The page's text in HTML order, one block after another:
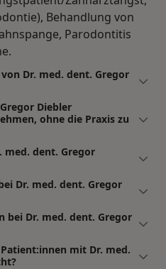
Behandlung von
Parodontitis
Dr. med. dent. Gregor
Diebler
ohne die Praxis zu
med. dent. Gregor
Dr. med. dent. Gregor
bei Dr. med. dent. Gregor
mit Dr. med.